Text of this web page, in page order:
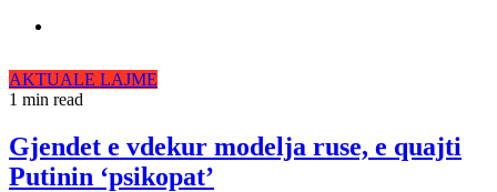
AKTUALE LAJME
1 min read
Gjendet e vdekur modelja ruse, e quajti
Putinin ‘psikopat’